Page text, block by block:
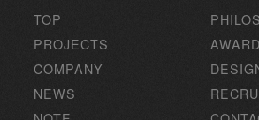
TOP
PROJECTS
COMPANY
NEWS